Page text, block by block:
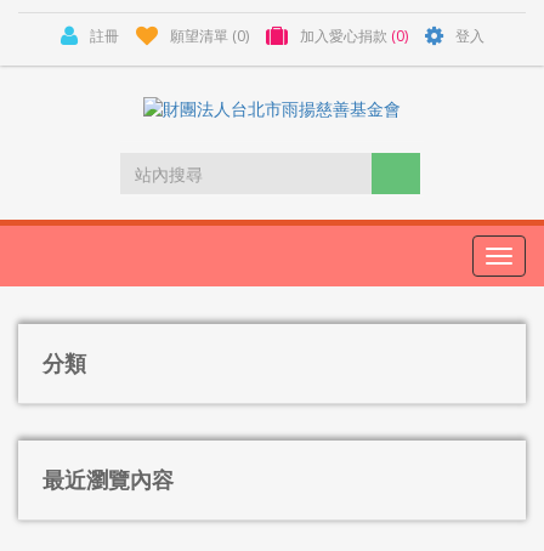
註冊 願望清單 (0) 加入愛心捐款 (0) 登入
分類
最近瀏覽內容